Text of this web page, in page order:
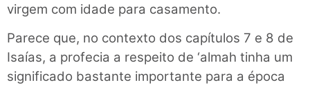
virgem com idade para casamento.
Parece que, no contexto dos capítulos 7 e 8 de
Isaías, a profecia a respeito de ‘almah tinha um
significado bastante importante para a época